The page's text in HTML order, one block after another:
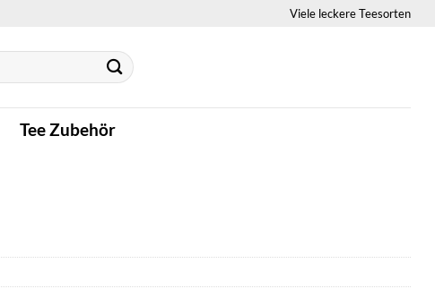
Viele leckere Teesorten
Tee Zubehör